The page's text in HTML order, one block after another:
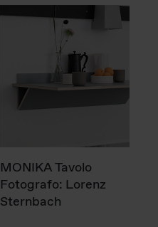
MONIKA Tavolo
Fotografo: Lorenz
Sternbach